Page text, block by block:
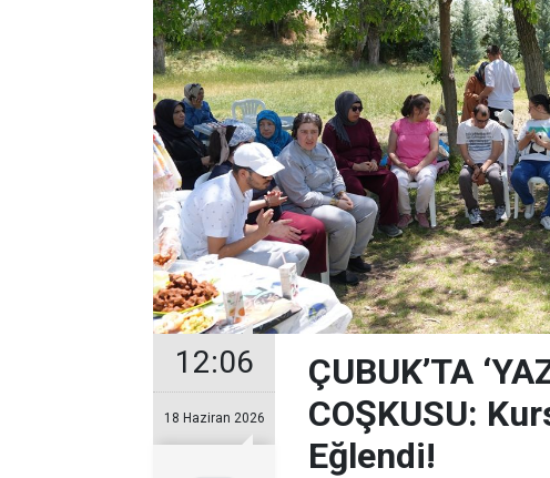
12:06
18 Haziran 2026
ÇUBUK’TA
COŞKUSU:
Eğlendi!